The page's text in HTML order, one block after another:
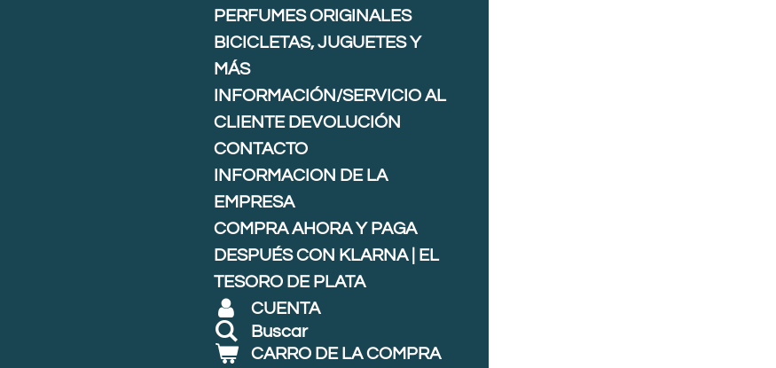
PERFUMES ORIGINALES
BICICLETAS, JUGUETES Y
MÁS
INFORMACIÓN/SERVICIO AL
CLIENTE DEVOLUCIÓN
CONTACTO
INFORMACION DE LA
EMPRESA
COMPRA AHORA Y PAGA
DESPUÉS CON KLARNA | EL
TESORO DE PLATA
CUENTA
Buscar
CARRO DE LA COMPRA